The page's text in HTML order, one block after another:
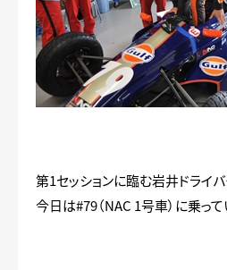
第1セッションに臨む岩井ドライバ
今日は#79（NAC 1号車）に乗って